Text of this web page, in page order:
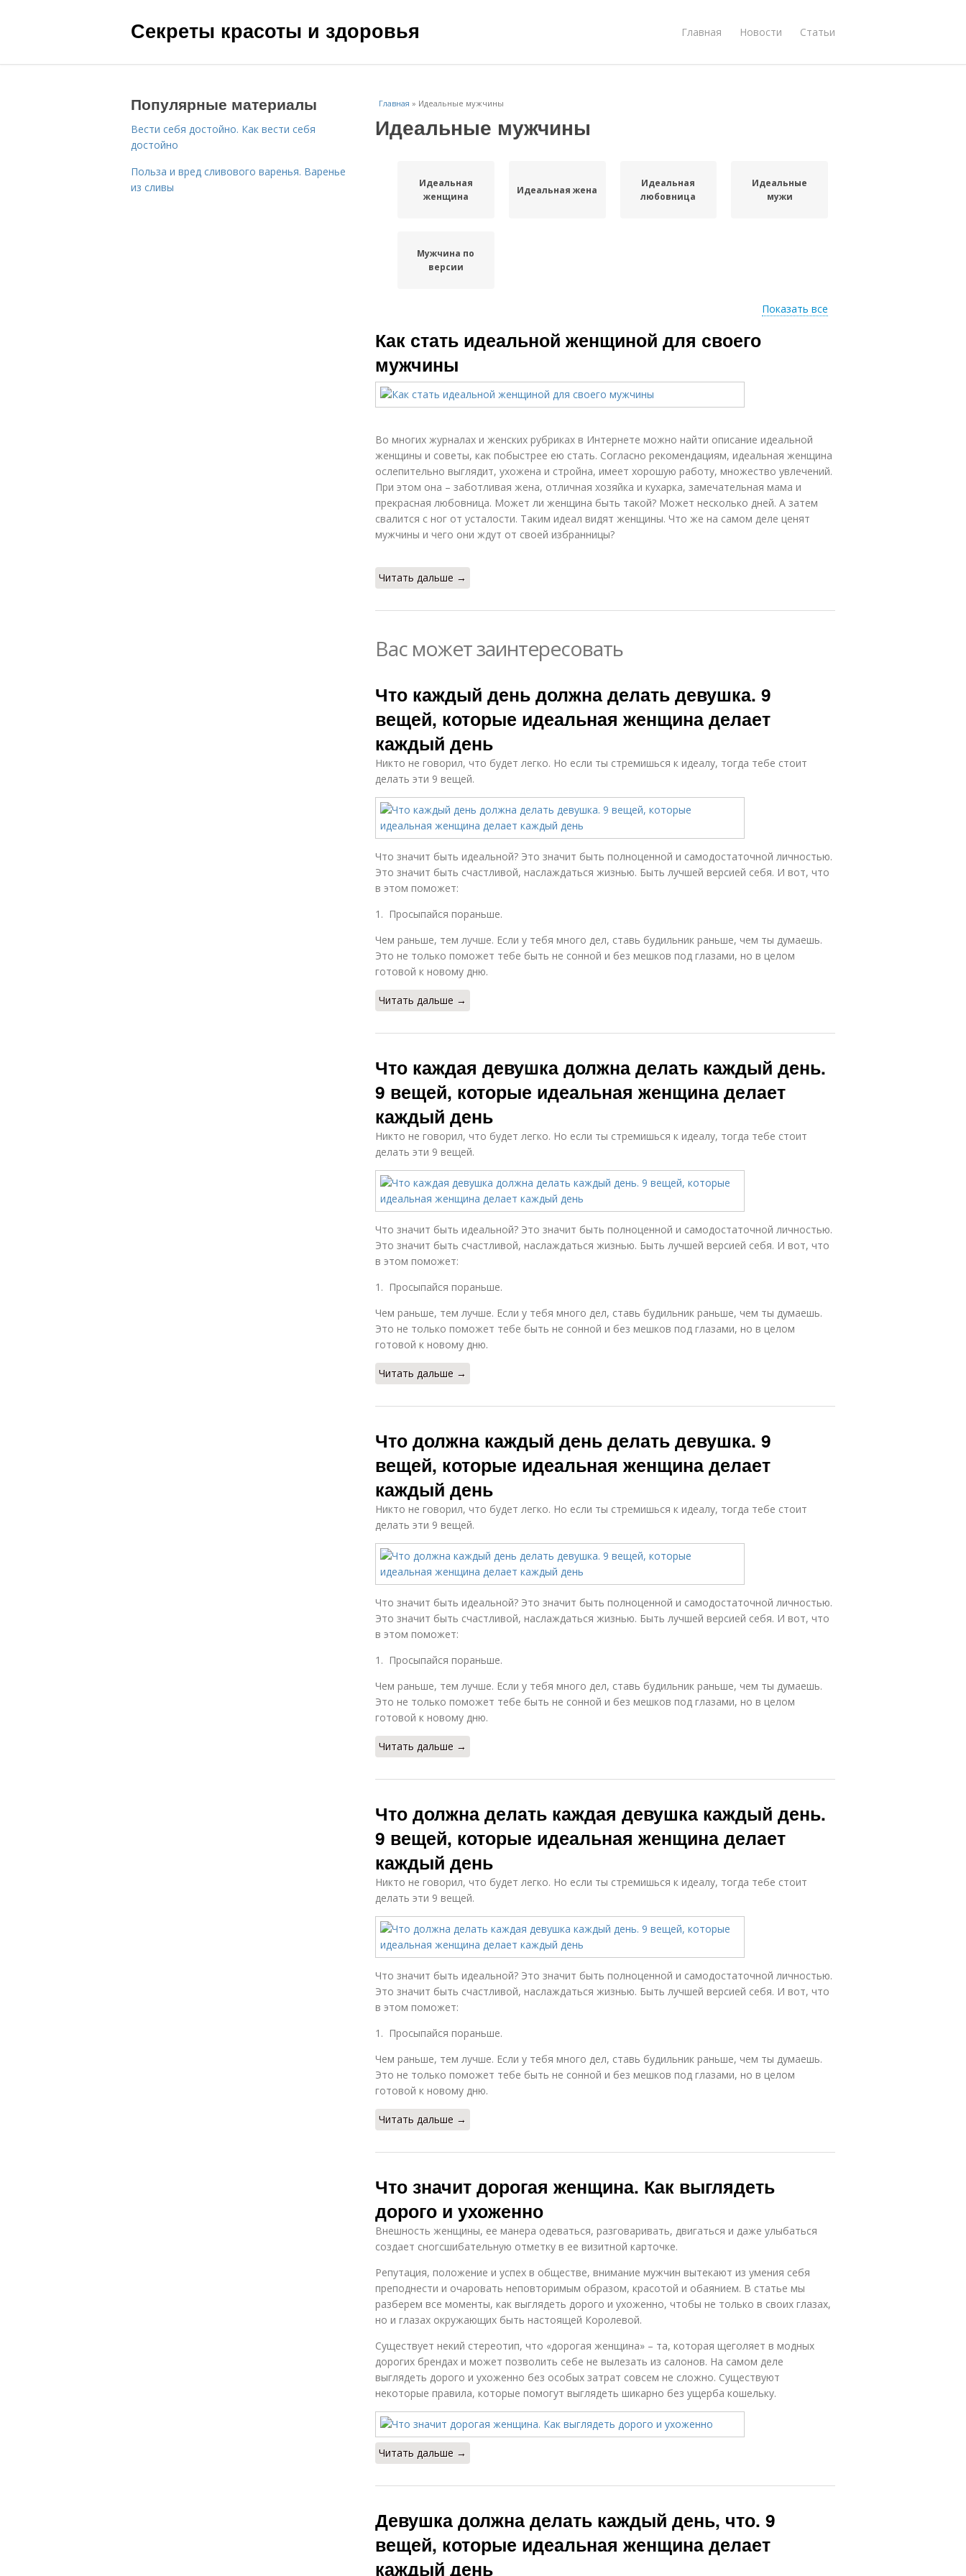
Секреты красоты и здоровья Главная Новости Статьи
Главная » Идеальные мужчины
Идеальные мужчины
Идеальная
женщина
Идеальная жена
Идеальная
любовница
Идеальные
мужи
Мужчина по
версии
Показать все
Как стать идеальной женщиной для своего
мужчины
Во многих журналах и женских рубриках в Интернете можно найти описание идеальной
женщины и советы, как побыстрее ею стать. Согласно рекомендациям, идеальная женщина
ослепительно выглядит, ухожена и стройна, имеет хорошую работу, множество увлечений.
При этом она – заботливая жена, отличная хозяйка и кухарка, замечательная мама и
прекрасная любовница. Может ли женщина быть такой? Может несколько дней. А затем
свалится с ног от усталости. Таким идеал видят женщины. Что же на самом деле ценят
мужчины и чего они ждут от своей избранницы?
Читать дальше →
Вас может заинтересовать
Что каждый день должна делать девушка. 9
вещей, которые идеальная женщина делает
каждый день
Никто не говорил, что будет легко. Но если ты стремишься к идеалу, тогда тебе стоит
делать эти 9 вещей.
Что значит быть идеальной? Это значит быть полноценной и самодостаточной личностью.
Это значит быть счастливой, наслаждаться жизнью. Быть лучшей версией себя. И вот, что
в этом поможет:
1. Просыпайся пораньше.
Чем раньше, тем лучше. Если у тебя много дел, ставь будильник раньше, чем ты думаешь.
Это не только поможет тебе быть не сонной и без мешков под глазами, но в целом
готовой к новому дню.
Читать дальше →
Что каждая девушка должна делать каждый день.
9 вещей, которые идеальная женщина делает
каждый день
Никто не говорил, что будет легко. Но если ты стремишься к идеалу, тогда тебе стоит
делать эти 9 вещей.
Что значит быть идеальной? Это значит быть полноценной и самодостаточной личностью.
Это значит быть счастливой, наслаждаться жизнью. Быть лучшей версией себя. И вот, что
в этом поможет:
1. Просыпайся пораньше.
Чем раньше, тем лучше. Если у тебя много дел, ставь будильник раньше, чем ты думаешь.
Это не только поможет тебе быть не сонной и без мешков под глазами, но в целом
готовой к новому дню.
Читать дальше →
Что должна каждый день делать девушка. 9
вещей, которые идеальная женщина делает
каждый день
Никто не говорил, что будет легко. Но если ты стремишься к идеалу, тогда тебе стоит
делать эти 9 вещей.
Что значит быть идеальной? Это значит быть полноценной и самодостаточной личностью.
Это значит быть счастливой, наслаждаться жизнью. Быть лучшей версией себя. И вот, что
в этом поможет:
1. Просыпайся пораньше.
Чем раньше, тем лучше. Если у тебя много дел, ставь будильник раньше, чем ты думаешь.
Это не только поможет тебе быть не сонной и без мешков под глазами, но в целом
готовой к новому дню.
Читать дальше →
Что должна делать каждая девушка каждый день.
9 вещей, которые идеальная женщина делает
каждый день
Никто не говорил, что будет легко. Но если ты стремишься к идеалу, тогда тебе стоит
делать эти 9 вещей.
Что значит быть идеальной? Это значит быть полноценной и самодостаточной личностью.
Это значит быть счастливой, наслаждаться жизнью. Быть лучшей версией себя. И вот, что
в этом поможет:
1. Просыпайся пораньше.
Чем раньше, тем лучше. Если у тебя много дел, ставь будильник раньше, чем ты думаешь.
Это не только поможет тебе быть не сонной и без мешков под глазами, но в целом
готовой к новому дню.
Читать дальше →
Что значит дорогая женщина. Как выглядеть
дорого и ухоженно
Внешность женщины, ее манера одеваться, разговаривать, двигаться и даже улыбаться
создает сногсшибательную отметку в ее визитной карточке.
Репутация, положение и успех в обществе, внимание мужчин вытекают из умения себя
преподнести и очаровать неповторимым образом, красотой и обаянием. В статье мы
разберем все моменты, как выглядеть дорого и ухоженно, чтобы не только в своих глазах,
но и глазах окружающих быть настоящей Королевой.
Существует некий стереотип, что «дорогая женщина» – та, которая щеголяет в модных
дорогих брендах и может позволить себе не вылезать из салонов. На самом деле
выглядеть дорого и ухоженно без особых затрат совсем не сложно. Существуют
некоторые правила, которые помогут выглядеть шикарно без ущерба кошельку.
Читать дальше →
Девушка должна делать каждый день, что. 9
вещей, которые идеальная женщина делает
каждый день
Популярные материалы
Вести себя достойно. Как вести себя
достойно
Польза и вред сливового варенья. Варенье
из сливы